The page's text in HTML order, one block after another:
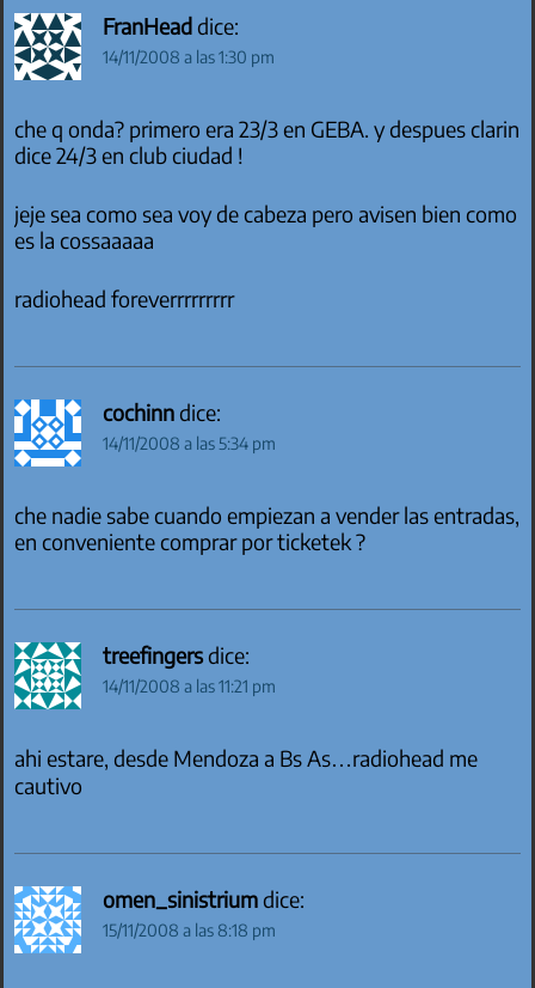
FranHead dice:
14/11/2008 a las 1:30 pm
che q onda? primero era 23/3 en GEBA. y despues clarin
dice 24/3 en club ciudad !
jeje sea como sea voy de cabeza pero avisen bien como
es la cossaaaaa
radiohead foreverrrrrrrrr
cochinndice:
14/11/2008 a las 5:34 pm
che nadie sabe cuando empiezan a vender las entradas,
en conveniente comprar por ticketek ?
treefingersdice:
14/11/2008 a las 11:21 pm
ahi estare, desde Mendoza a Bs As…radiohead me
cautivo
omen_sinistriumdice:
15/11/2008 a las 8:18 pm